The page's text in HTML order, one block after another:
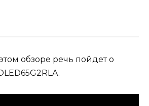
обзоре речь пойдет о